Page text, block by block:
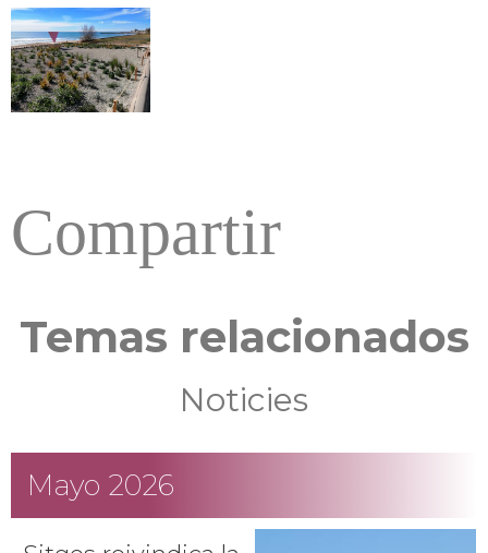
Compartir
Temas relacionados
Noticies
Mayo 2026